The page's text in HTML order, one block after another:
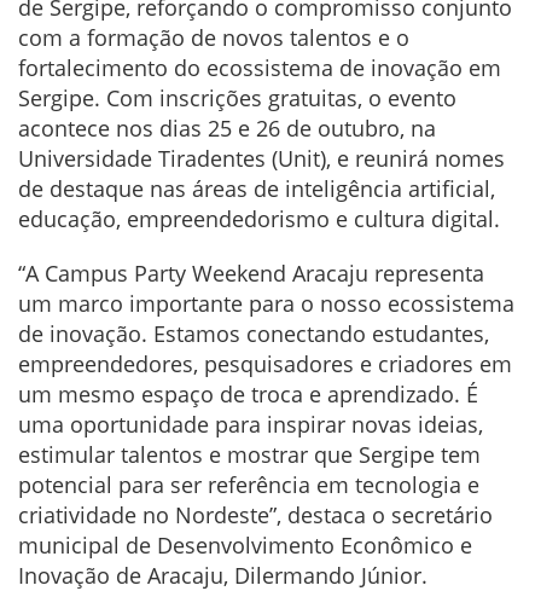
de Sergipe, reforçando o compromisso conjunto
com a formação de novos talentos e o
fortalecimento do ecossistema de inovação em
Sergipe. Com inscrições gratuitas, o evento
acontece nos dias 25 e 26 de outubro, na
Universidade Tiradentes (Unit), e reunirá nomes
de destaque nas áreas de inteligência artificial,
educação, empreendedorismo e cultura digital.
“A Campus Party Weekend Aracaju representa
um marco importante para o nosso ecossistema
de inovação. Estamos conectando estudantes,
empreendedores, pesquisadores e criadores em
um mesmo espaço de troca e aprendizado. É
uma oportunidade para inspirar novas ideias,
estimular talentos e mostrar que Sergipe tem
potencial para ser referência em tecnologia e
criatividade no Nordeste”, destaca o secretário
municipal de Desenvolvimento Econômico e
Inovação de Aracaju, Dilermando Júnior.